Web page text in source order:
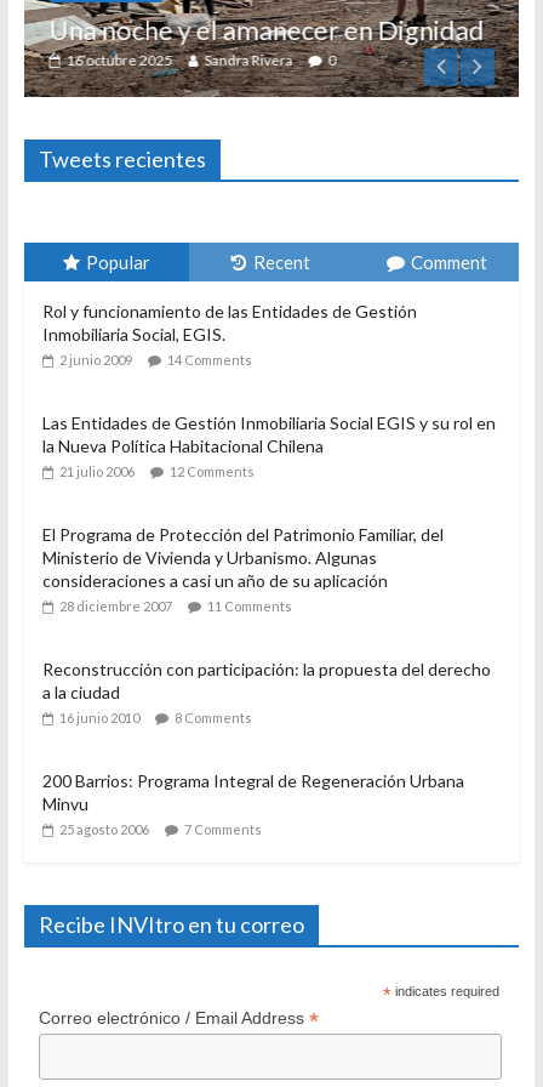
Una noche y el amanecer en Dignidad
16 octubre 2025 Sandra Rivera 0
Tweets recientes
Popular Recent Comment
Rol y funcionamiento de las Entidades de Gestión
Inmobiliaria Social, EGIS.
2 junio 2009 14 Comments
Las Entidades de Gestión Inmobiliaria Social EGIS y su rol en
la Nueva Política Habitacional Chilena
21 julio 2006 12 Comments
El Programa de Protección del Patrimonio Familiar, del
Ministerio de Vivienda y Urbanismo. Algunas
consideraciones a casi un año de su aplicación
28 diciembre 2007 11 Comments
Reconstrucción con participación: la propuesta del derecho
a la ciudad
16 junio 2010 8 Comments
200 Barrios: Programa Integral de Regeneración Urbana
Minvu
25 agosto 2006 7 Comments
Recibe INVItro en tu correo
* indicates required
Correo electrónico / Email Address *